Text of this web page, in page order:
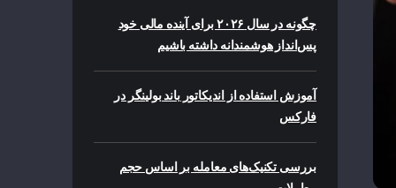
چگونه در سال ۲۰۲۶ برای آینده مالی خود
پس‌انداز هوشمندانه داشته باشیم
آموزش استفاده از اندیکاتور باند بولینگر در
فارکس
بررسی تکنیک‌های معامله بر اساس حجم